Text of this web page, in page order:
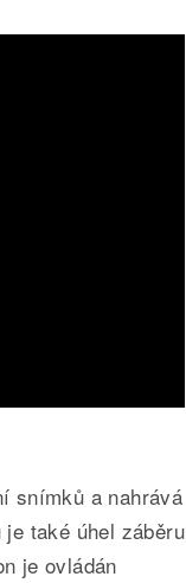
snímků a nahrává
také úhel záběru
je ovládán